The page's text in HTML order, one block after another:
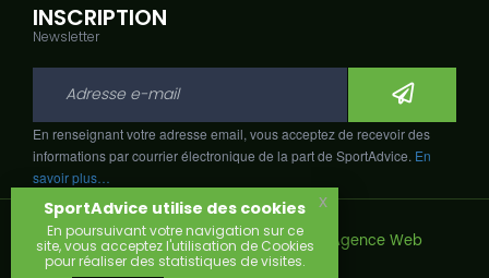
INSCRIPTION
Newsletter
En renseignant votre adresse email, vous acceptez de recevoir des
informations par courrier électronique de la part de SportAdvice. En
savoir plus…
Copyright © 2026, Développé avec par
Agence Web
Narobaz.
SportAdvice utilise des cookies
En poursuivant votre navigation sur ce
site, vous acceptez l'utilisation de Cookies
pour réaliser des statistiques de visites.
x